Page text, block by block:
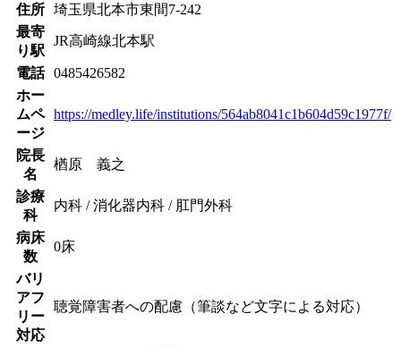
住所
埼玉県北本市東間7-242
最寄
り駅
JR高崎線北本駅
電話
0485426582
ホー
ムペ
ージ
https://medley.life/institutions/564ab8041c1b604d59c1977f/
院長
名
楢原 義之
診療
科
内科 / 消化器内科 / 肛門外科
病床
数
0床
バリ
アフ
リー
対応
聴覚障害者への配慮（筆談など文字による対応）